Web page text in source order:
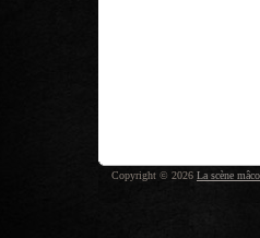
Copyright © 2026 La scène